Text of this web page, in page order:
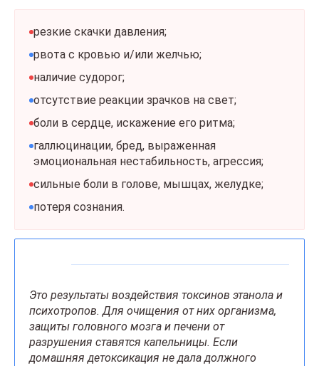
резкие скачки давления;
рвота с кровью и/или желчью;
наличие судорог;
отсутствие реакции зрачков на свет;
боли в сердце, искажение его ритма;
галлюцинации, бред, выраженная
эмоциональная нестабильность, агрессия;
сильные боли в голове, мышцах, желудке;
потеря сознания.
Это результаты воздействия токсинов этанола и
психотропов. Для очищения от них организма,
защиты головного мозга и печени от
разрушения ставятся капельницы. Если
домашняя детоксикация не дала должного